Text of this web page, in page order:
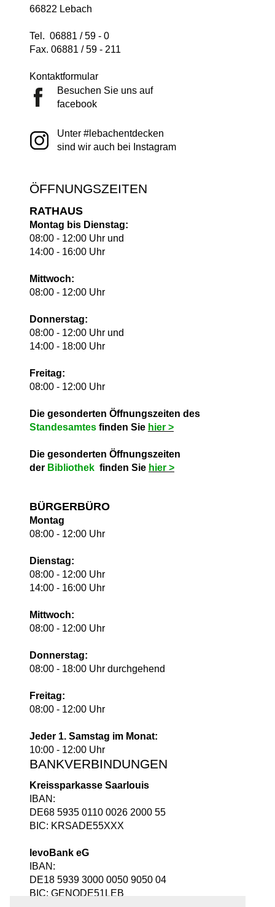
66822 Lebach
Tel. 06881 / 59 - 0
Fax. 06881 / 59 - 211
Kontaktformular
Besuchen Sie uns auf
facebook
Unter #lebachentdecken
sind wir auch bei Instagram
ÖFFNUNGSZEITEN
RATHAUS
Montag bis Dienstag:
08:00 - 12:00 Uhr und
14:00 - 16:00 Uhr
Mittwoch:
08:00 - 12:00 Uhr
Donnerstag:
08:00 - 12:00 Uhr und
14:00 - 18:00 Uhr
Freitag:
08:00 - 12:00 Uhr
Die gesonderten Öffnungszeiten des
Standesamtes finden Sie hier >
Die gesonderten Öffnungszeiten
der Bibliothek finden Sie hier >
BÜRGERBÜRO
Montag
08:00 - 12:00 Uhr
Dienstag:
08:00 - 12:00 Uhr
14:00 - 16:00 Uhr
Mittwoch:
08:00 - 12:00 Uhr
Donnerstag:
08:00 - 18:00 Uhr durchgehend
Freitag:
08:00 - 12:00 Uhr
Jeder 1. Samstag im Monat:
10:00 - 12:00 Uhr
BANKVERBINDUNGEN
Kreissparkasse Saarlouis
IBAN:
DE68 5935 0110 0026 2000 55
BIC: KRSADE55XXX
levoBank eG
IBAN:
DE18 5939 3000 0050 9050 04
BIC: GENODE51LEB